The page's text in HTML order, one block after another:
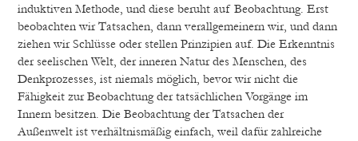
induktiven Methode, und diese beruht auf Beobachtung. Erst
beobachten wir Tatsachen, dann verallgemeinern wir, und dann
ziehen wir Schlüsse oder stellen Prinzipien auf. Die Erkenntnis
der seelischen Welt, der inneren Natur des Menschen, des
Denkprozesses, ist niemals möglich, bevor wir nicht die
Fähigkeit zur Beobachtung der tatsächlichen Vorgänge im
Innern besitzen. Die Beobachtung der Tatsachen der
Außenwelt ist verhältnismäßig einfach, weil dafür zahlreiche